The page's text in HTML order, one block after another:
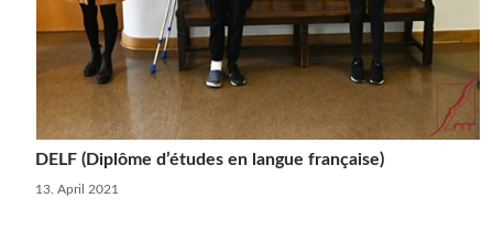
DELF (Diplôme d’études en langue française)
13. April 2021